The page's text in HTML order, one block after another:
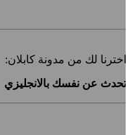
اخترنا لك من مدونة كابلان:
تحدث عن نفسك بالانجليزي